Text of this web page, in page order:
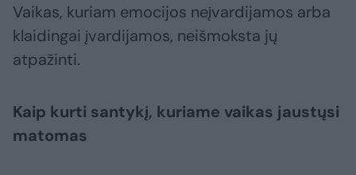
Vaikas, kuriam emocijos neįvardijamos arba
klaidingai įvardijamos, neišmoksta jų
atpažinti.
Kaip kurti santykį, kuriame vaikas jaustųsi
matomas